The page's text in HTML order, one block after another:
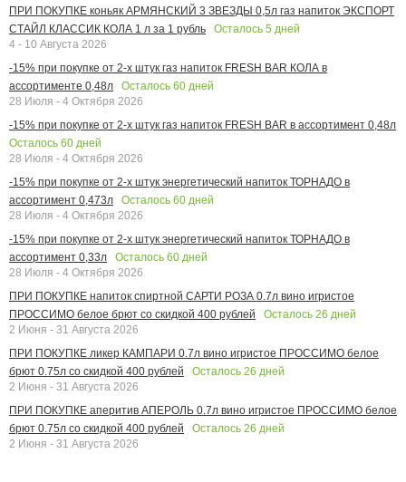
ПРИ ПОКУПКЕ коньяк АРМЯНСКИЙ 3 ЗВЕЗДЫ 0,5л газ напиток ЭКСПОРТ
СТАЙЛ КЛАССИК КОЛА 1 л за 1 рубль
Осталось 5 дней
4 - 10 Августа 2026
-15% при покупке от 2-х штук газ напиток FRESH BAR КОЛА в
ассортименте 0,48л
Осталось 60 дней
28 Июля - 4 Октября 2026
-15% при покупке от 2-х штук газ напиток FRESH BAR в ассортимент 0,48л
Осталось 60 дней
28 Июля - 4 Октября 2026
-15% при покупке от 2-х штук энергетический напиток ТОРНАДО в
ассортимент 0,473л
Осталось 60 дней
28 Июля - 4 Октября 2026
-15% при покупке от 2-х штук энергетический напиток ТОРНАДО в
ассортимент 0,33л
Осталось 60 дней
28 Июля - 4 Октября 2026
ПРИ ПОКУПКЕ напиток спиртной САРТИ РОЗА 0.7л вино игристое
ПРОССИМО белое брют со скидкой 400 рублей
Осталось 26 дней
2 Июня - 31 Августа 2026
ПРИ ПОКУПКЕ ликер КАМПАРИ 0.7л вино игристое ПРОССИМО белое
брют 0.75л со скидкой 400 рублей
Осталось 26 дней
2 Июня - 31 Августа 2026
ПРИ ПОКУПКЕ аперитив АПЕРОЛЬ 0.7л вино игристое ПРОССИМО белое
брют 0.75л со скидкой 400 рублей
Осталось 26 дней
2 Июня - 31 Августа 2026